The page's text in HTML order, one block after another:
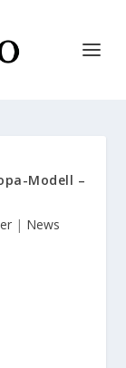
Modell –
| News